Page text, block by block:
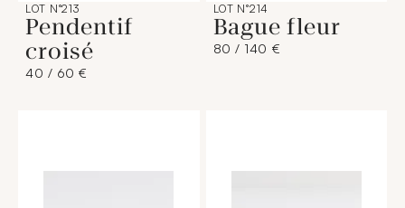
LOT N°213
Pendentif
croisé
40 / 60 €
LOT N°214
Bague fleur
80 / 140 €